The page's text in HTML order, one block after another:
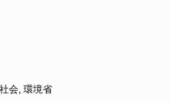
会, 環境省